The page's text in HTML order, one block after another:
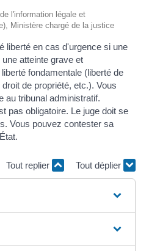
l'information légale et
Ministère chargé de la justice
liberté en cas d'urgence si une
atteinte grave et
fondamentale (liberté de
de propriété, etc.). Vous
au tribunal administratif.
pas obligatoire. Le juge doit se
Vous pouvez contester sa
Tout replier Tout déplier